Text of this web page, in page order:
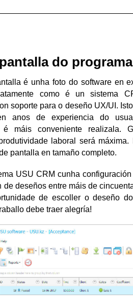
do programa
é unha foto do software en
como é un sistema
soporte para o deseño UX/UI.
anos de experiencia do
é máis conveniente realizala.
laboral será
pantalla en tamaño completo.
USU CRM cunha
de deseños entre máis de
de escoller o deseño
debe traer alegría!